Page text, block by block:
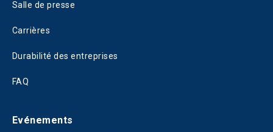
Salle de presse
Carrières
Durabilité des entreprises
FAQ
Evénements